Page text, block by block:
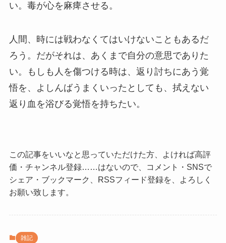
い。毒が心を麻痺させる。
人間、時には戦わなくてはいけないこともあるだ
ろう。だがそれは、あくまで自分の意思でありた
い。もしも人を傷つける時は、返り討ちにあう覚
悟を、よしんばうまくいったとしても、拭えない
返り血を浴びる覚悟を持ちたい。
この記事をいいなと思っていただけた方、よければ高評
価・チャンネル登録……はないので、コメント・SNSで
シェア・ブックマーク、RSSフィード登録を、よろしく
お願い致します。
雑記